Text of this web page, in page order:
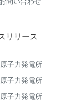
リリース
子力発電所
子力発電所
子力発電所